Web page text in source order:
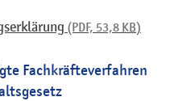
(PDF, 53,8 KB)
Fachkräfteverfahren